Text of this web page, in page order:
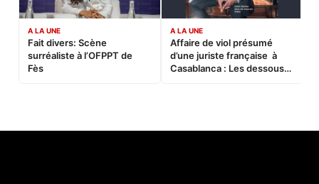
A LA UNE
Fait divers: Scène
surréaliste à l’OFPPT de
Fès
A LA UNE
Affaire de viol présumé
d’une juriste française à
Casablanca : Les dessous